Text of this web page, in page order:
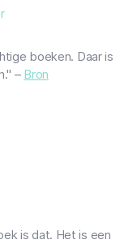
boeken. Daar is
– Bron
is dat. Het is een